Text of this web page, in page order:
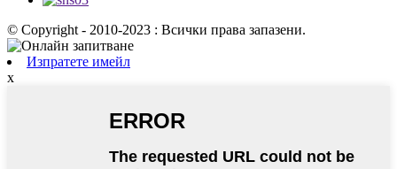
© Copyright - 2010-2023 : Всички права запазени.
Изпратете имейл
x